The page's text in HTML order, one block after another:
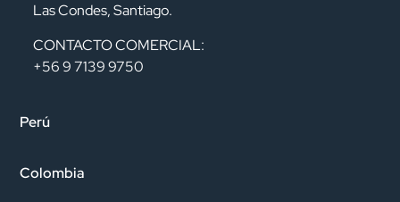
Las Condes, Santiago.
CONTACTO COMERCIAL:
+56 9 7139 9750
Perú
Colombia